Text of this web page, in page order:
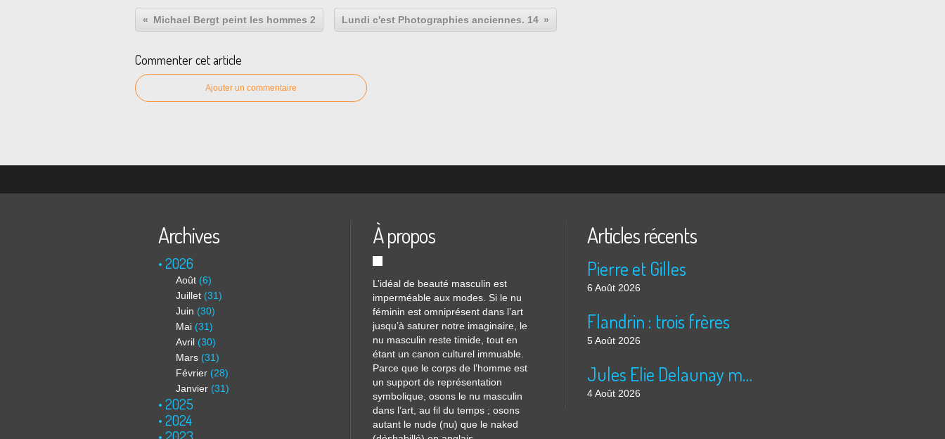
Michael Bergt peint les hommes 2 Lundi c'est Photographies anciennes. 14
Commenter cet article
Ajouter un commentaire
Archives
2026
Août (6)
Juillet (31)
Juin (30)
Mai (31)
Avril (30)
Mars (31)
Février (28)
Janvier (31)
2025
2024
À propos
L’idéal de beauté masculin est
imperméable aux modes. Si le nu
féminin est omniprésent dans l’art
jusqu’à saturer notre imaginaire, le
nu masculin reste timide, tout en
étant un canon culturel immuable.
Parce que le corps de l’homme est
un support de représentation
symbolique, osons le nu masculin
dans l’art, au fil du temps ; osons
autant le nude (nu) que le naked
Articles récents
Pierre et Gilles
6 Août 2026
Flandrin : trois frères
5 Août 2026
Jules Elie Delaunay moissonne
4 Août 2026